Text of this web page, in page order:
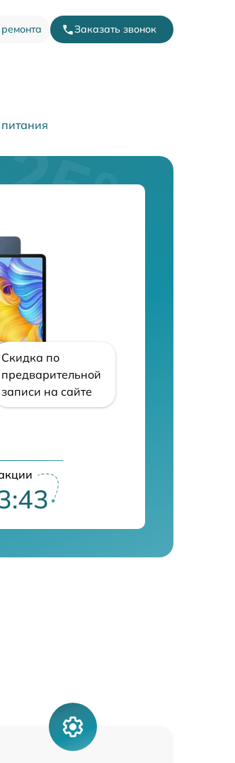
Заказать звонок
Скидка по
предварительной
записи на сайте